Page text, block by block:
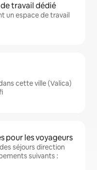
travail dédié
un espace de travail
cette ville (Valica)
pour les voyageurs
séjours direction
suivants :